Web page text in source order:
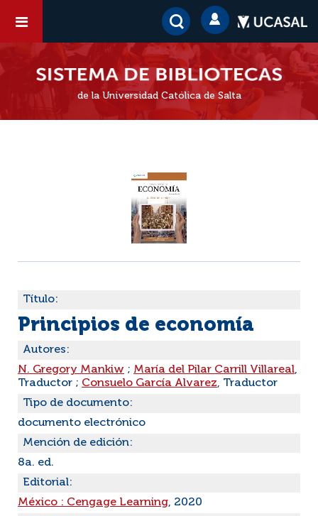
de la Universidad Católica de Salta
Título:
Principios de economía
Autores:
N. Gregory Mankiw ; María del Pilar Carrill Villareal,
Traductor ; Consuelo García Alvarez, Traductor
Tipo de documento:
documento electrónico
Mención de edición:
8a. ed.
Editorial:
México : Cengage Learning, 2020